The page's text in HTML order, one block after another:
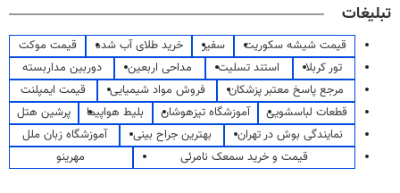
تبلیغات
قیمت شیشه سکوریت سفیر خرید طلای آب شده
قیمت موکت
تور کربلا
استند تسلیت مداحی اربعین
دوربین مداربسته
مرجع پاسخ معتبر پزشکان
فروش مواد شیمیایی
قیمت ایمپلنت
قطعات لباسشویی
آموزشگاه تیزهوشان بلیط هواپیما
پرشین هتل
نمایندگی بوش در تهران
بهترین جراح بینی
آموزشگاه زبان ملل
قیمت و خرید سمعک نامرئی
مهرینو